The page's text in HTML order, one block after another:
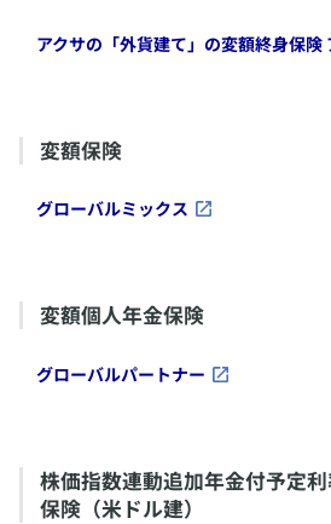
アクサの「外貨建て」の変額終身保険
​変額保険
​グローバルミックス
変額個人年金保険
​グローバルパートナー
株価指数連動追加年金付予定
保険（米ドル建）